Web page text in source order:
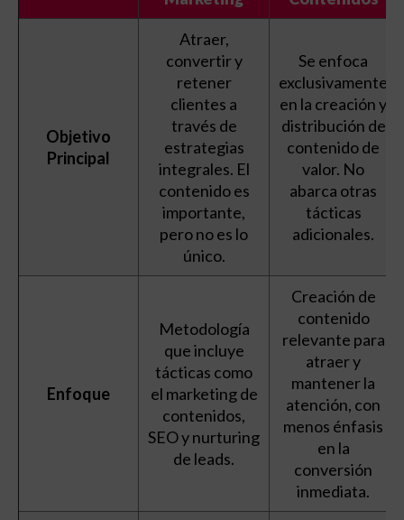
Objetivo
Principal
Atraer,
convertir y
retener
clientes a
través de
estrategias
integrales. El
contenido es
importante,
pero no es lo
único.
Se enfoca
exclusivamente
en la creación y
distribución de
contenido de
valor. No
abarca otras
tácticas
adicionales.
Enfoque
Metodología
que incluye
tácticas como
el marketing de
contenidos,
SEO y nurturing
de leads.
Creación de
contenido
relevante para
atraer y
mantener la
atención, con
menos énfasis
en la
conversión
inmediata.